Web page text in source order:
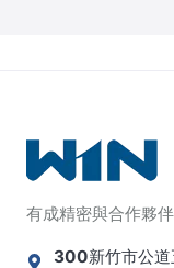
有成精密與合作夥伴
300新竹市公